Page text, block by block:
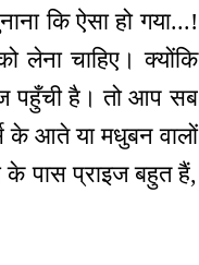
कि ऐसा हो गया...!
लेना चाहिए। क्योंकि
पहुँची है। तो आप सब
के आते या मधुबन वालों
के पास प्राइज बहुत हैं,